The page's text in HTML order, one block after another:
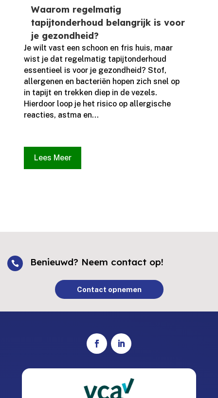
Waarom regelmatig
tapijtonderhoud belangrijk is voor
je gezondheid?
Je wilt vast een schoon en fris huis, maar
wist je dat regelmatig tapijtonderhoud
essentieel is voor je gezondheid? Stof,
allergenen en bacteriën hopen zich snel op
in tapijt en trekken diep in de vezels.​
Hierdoor loop je het risico op allergische
reacties, astma en...
Lees Meer
 Benieuwd? Neem contact op!
Contact opnemen